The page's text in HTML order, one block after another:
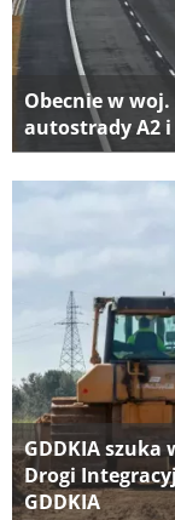
Obecnie w
autostrady A2 i
GDDKIA szuka
Drogi
GDDKIA